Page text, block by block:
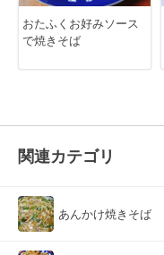
おたふくお好みソース
で焼きそば
関連カテゴリ
あんかけ焼きそば